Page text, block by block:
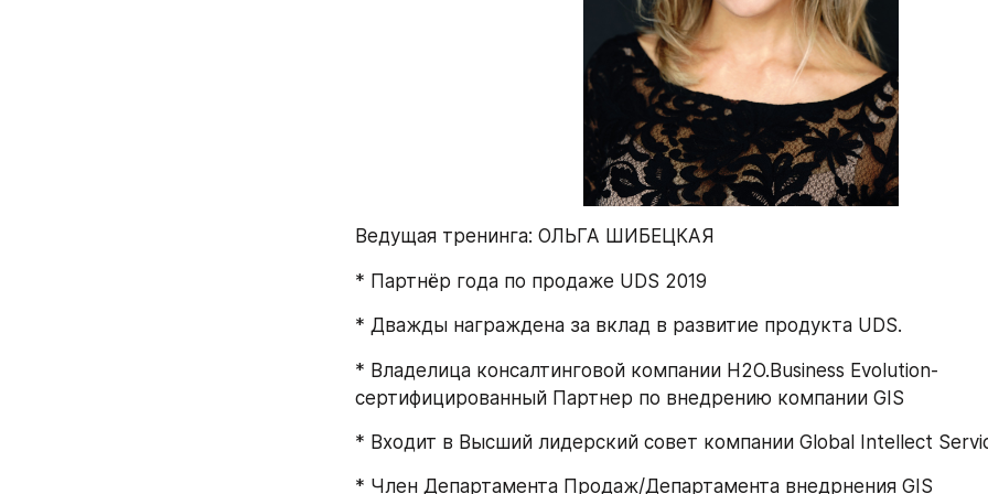
Ведущая тренинга: ОЛЬГА ШИБЕЦКАЯ
* Партнёр года по продаже UDS 2019
* Дважды награждена за вклад в развитие продукта UDS.
* Владелица консалтинговой компании H2O.Business Evolution-
сертифицированный Партнер по внедрению компании GIS
* Входит в Высший лидерский совет компании Global Intellect
* Член Департамента Продаж/Департамента внедрнения GIS